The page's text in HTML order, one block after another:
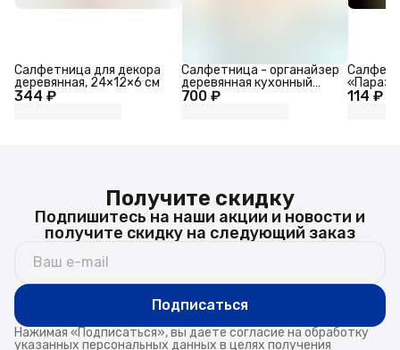
344 ₽
Салфетница для декора
деревянная, 24×12×6 см
700 ₽
Салфетница - органайзер
деревянная кухонный
Adelica, 2 в 1, с
114 ₽
«Пара»
Получите скидку
Подпишитесь на наши акции и новости и
получите скидку на следующий заказ
Подписаться
Нажимая «Подписаться», вы даете согласие на обработку
указанных персональных данных в целях получения